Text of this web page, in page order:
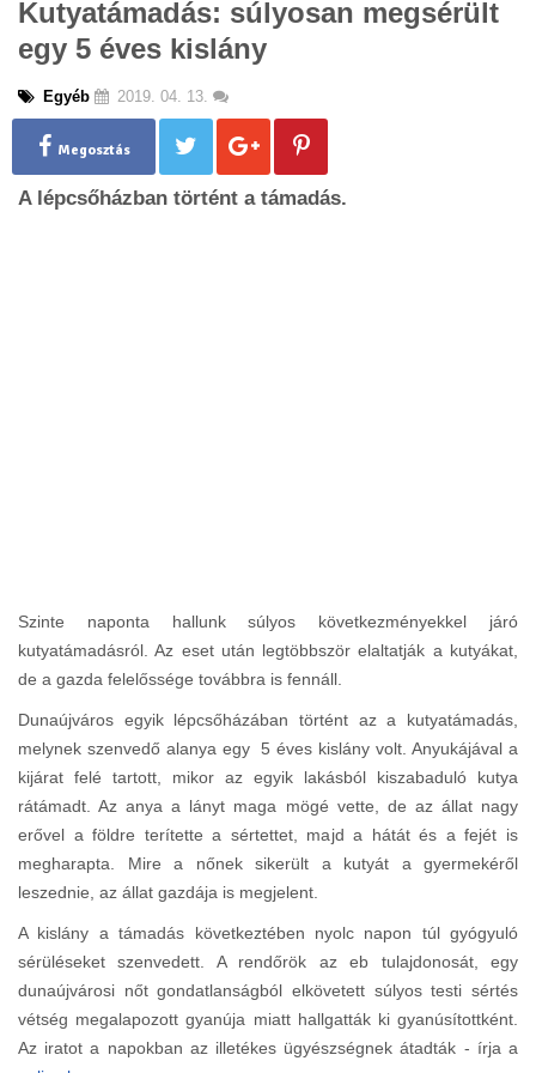
g
Kutyatámadás: súlyosan megsérült
egy 5 éves kislány
Egyéb 2019. 04. 13.
Megosztás
A lépcsőházban történt a támadás.
Szinte naponta hallunk súlyos következményekkel járó
kutyatámadásról. Az eset után legtöbbször elaltatják a kutyákat,
de a gazda felelőssége továbbra is fennáll.
Dunaújváros egyik lépcsőházában történt az a kutyatámadás,
melynek szenvedő alanya egy 5 éves kislány volt. Anyukájával a
kijárat felé tartott, mikor az egyik lakásból kiszabaduló kutya
rátámadt. Az anya a lányt maga mögé vette, de az állat nagy
erővel a földre terítette a sértettet, majd a hátát és a fejét is
megharapta. Mire a nőnek sikerült a kutyát a gyermekéről
leszednie, az állat gazdája is megjelent.
A kislány a támadás következtében nyolc napon túl gyógyuló
sérüléseket szenvedett. A rendőrök az eb tulajdonosát, egy
dunaújvárosi nőt gondatlanságból elkövetett súlyos testi sértés
vétség megalapozott gyanúja miatt hallgatták ki gyanúsítottként.
Az iratot a napokban az illetékes ügyészségnek átadták - írja a